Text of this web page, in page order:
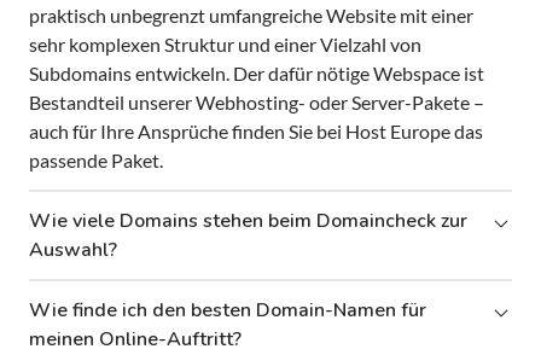
praktisch unbegrenzt umfangreiche Website mit einer
sehr komplexen Struktur und einer Vielzahl von
Subdomains entwickeln. Der dafür nötige Webspace ist
Bestandteil unserer Webhosting- oder Server-Pakete –
auch für Ihre Ansprüche finden Sie bei Host Europe das
passende Paket.
Wie viele Domains stehen beim Domaincheck zur
Auswahl?
Wie finde ich den besten Domain-Namen für
meinen Online-Auftritt?